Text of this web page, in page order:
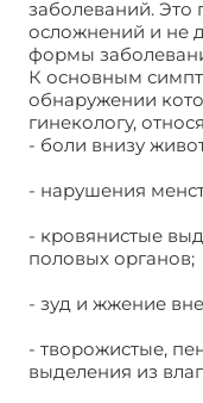
заболеваний. Это
осложнений и не
формы
К основным
обнаружении
гинекологу,
- боли внизу
- нарушения
- кровянистые
половых органов;
- зуд и жжение
- творожистые,
выделения из